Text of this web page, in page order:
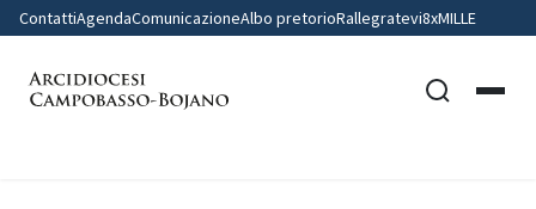
ContattiAgendaComunicazioneAlbo pretorioRallegratevi8xMILLE